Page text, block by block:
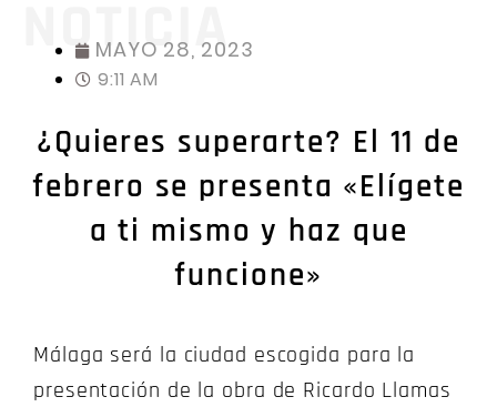
NOTICIA
MAYO 28, 2023
9:11 AM
¿Quieres superarte? El 11 de
febrero se presenta «Elígete
a ti mismo y haz que
funcione»
Málaga será la ciudad escogida para la
presentación de la obra de Ricardo Llamas